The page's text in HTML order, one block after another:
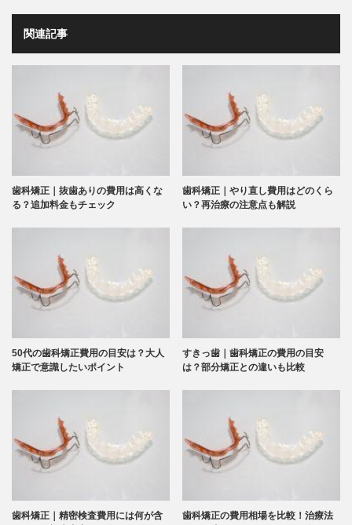
関連記事
歯科矯正｜抜歯ありの費用は高くな
る？追加料金もチェック
歯科矯正｜やり直し費用はどのくら
い？再治療の注意点も解説
50代の歯科矯正費用の目安は？大人
矯正で意識したいポイント
すきっ歯｜歯科矯正の費用の目安
は？部分矯正との違いも比較
歯科矯正｜精密検査費用には何が含
歯科矯正の費用相場を比較！治療法